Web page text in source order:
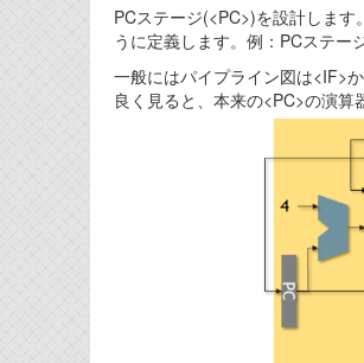
PCステージ(<PC>)を設計しま
うに定義します。例：PCステー
一般にはパイプライン図は<IF>
良く見ると、本来の<PC>の演算